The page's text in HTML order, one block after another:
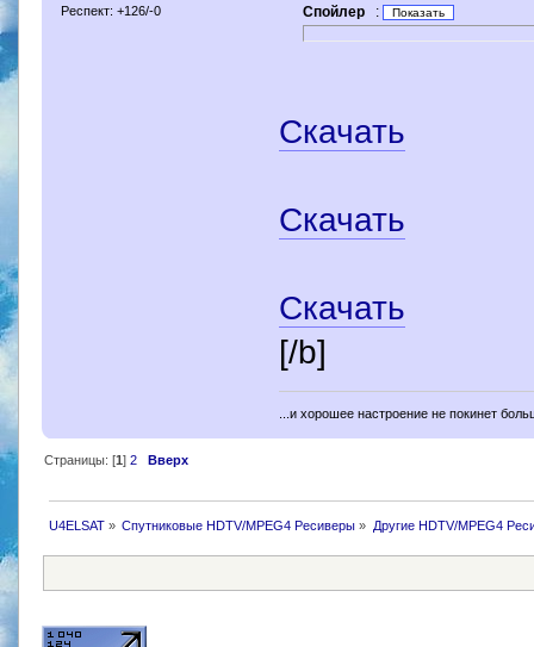
Респект: +126/-0
Спойлер :
Скачать
Скачать
Скачать
[/b]
...и хорошее настроение не покинет
Страницы: [1] 2 Вверх
U4ELSAT» Спутниковые HDTV/MPEG4 Ресиверы » Другие HDTV/MPEG4